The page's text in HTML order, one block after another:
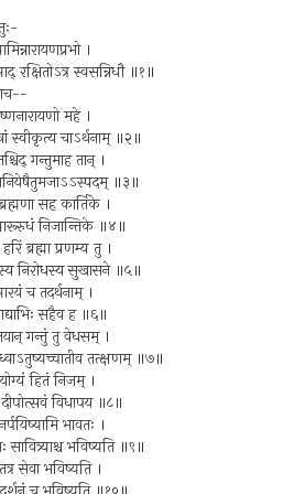
।
रक्षितोऽत्र स्वसन्निधौ ॥१॥
महे ।
स्वीकृत्य चाऽर्थनाम् ॥२॥
गन्तुमाह तान् ।
॥३॥
सह कार्तिके ।
निजान्तिके ॥४॥
ब्रह्मा प्रणम्य तु ।
निरोधस्य सुखासने ॥५॥
च तदर्थनाम् ।
सहैव ह ॥६॥
गन्तुं तु वेधसम् ।
तत्क्षणम् ॥७॥
हितं निजम् ।
विधापय ॥८॥
भावतः ।
सावित्र्याश्च भविष्यति ॥९॥
सेवा भविष्यति ।